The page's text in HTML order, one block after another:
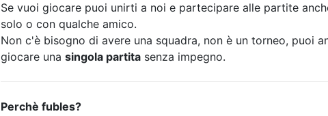
Se vuoi giocare puoi unirti a noi e partecipare alle partite
solo o con qualche amico.
Non c'è bisogno di avere una squadra, non è un torneo, puoi
giocare una singola partita senza impegno.
Perchè fubles?